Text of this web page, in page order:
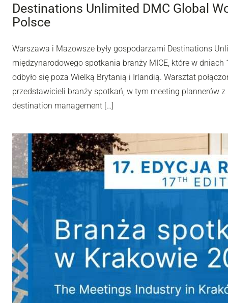
Destinations Unlimited DMC Global
Polsce
Warszawa i Mazowsze były gospodarzami Destinations
międzynarodowego spotkania branży MICE, które w
odbyło się poza Wielką Brytanią i Irlandią. Warsztat
przedstawicieli branży spotkań, w tym meeting plannerów
destination management […]